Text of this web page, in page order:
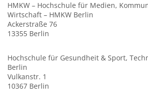
HMKW – Hochschule für Medien,
Wirtschaft – HMKW Berlin
Ackerstraße 76
13355 Berlin
Hochschule für Gesundheit & Sport,
Berlin
Vulkanstr. 1
10367 Berlin